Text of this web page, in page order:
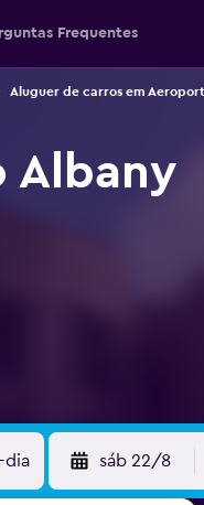
Frequentes
Aluguer de carros em
Albany
dia sáb 22/8